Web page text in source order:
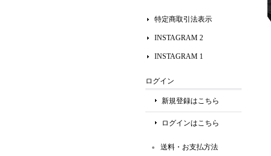
特定商取引法表示
INSTAGRAM 2
INSTAGRAM 1
ログイン
新規登録はこちら
ログインはこちら
送料・お支払方法